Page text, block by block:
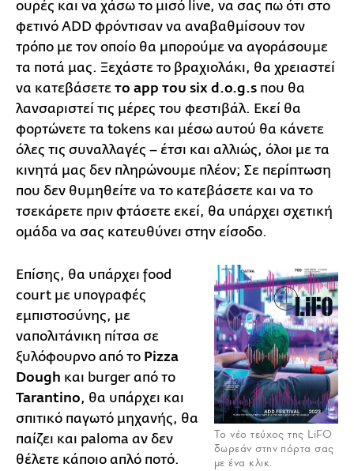
ουρές και να χάσω το μισό live, να σας πω ότι στο
φετινό ADD φρόντισαν να αναβαθμίσουν τον
τρόπο με τον οποίο θα μπορούμε να αγοράσουμε
τα ποτά μας. Ξεχάστε το βραχιολάκι, θα χρειαστεί
να κατεβάσετε το app του six d.o.g.s που θα
λανσαριστεί τις μέρες του φεστιβάλ. Εκεί θα
φορτώνετε τα tokens και μέσω αυτού θα κάνετε
όλες τις συναλλαγές – έτσι και αλλιώς, όλοι με τα
κινητά μας δεν πληρώνουμε πλέον; Σε περίπτωση
που δεν θυμηθείτε να το κατεβάσετε και να το
τσεκάρετε πριν φτάσετε εκεί, θα υπάρχει σχετική
ομάδα να σας κατευθύνει στην είσοδο.
Το νέο τεύχος της LiFO
δωρεάν στην πόρτα σας
με ένα κλικ.
Επίσης, θα υπάρχει food
court με υπογραφές
εμπιστοσύνης, με
ναπολιτάνικη πίτσα σε
ξυλόφουρνο από το Pizza
Dough και burger από το
Tarantino, θα υπάρχει και
σπιτικό παγωτό μηχανής, θα
παίζει και paloma αν δεν
θέλετε κάποιο απλό ποτό.